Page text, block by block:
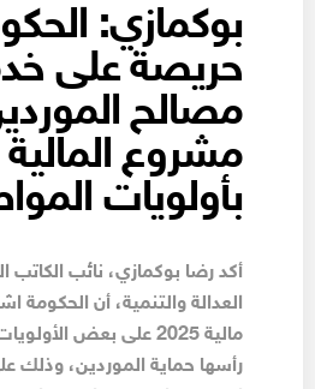
بوكمازي:
حريصة على
مصالح
مشروع المالية
بأولويات
أكد رضا بوكمازي، نائب الكاتب
العدالة والتنمية، أن الحكومة
مالية 2025 على بعض
رأسها حماية الموردين، وذلك